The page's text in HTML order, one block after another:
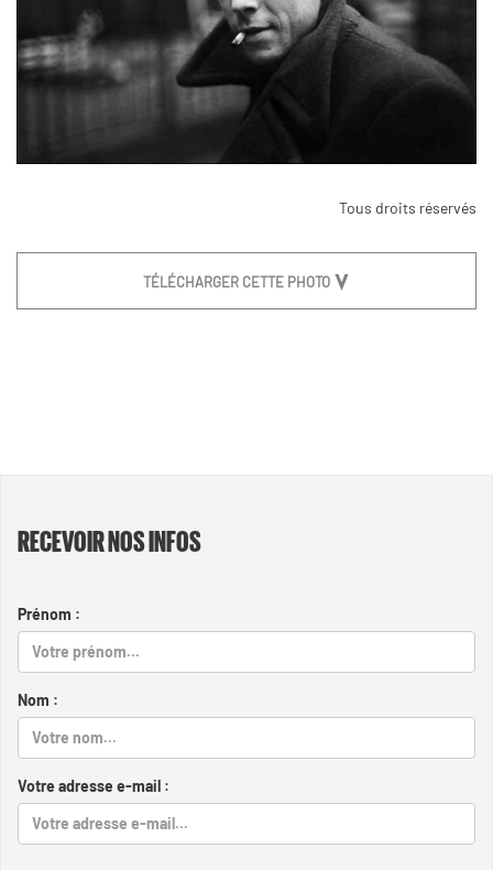
Tous droits réservés
TÉLÉCHARGER CETTE PHOTO
RECEVOIR NOS INFOS
Prénom :
Nom :
Votre adresse e-mail :